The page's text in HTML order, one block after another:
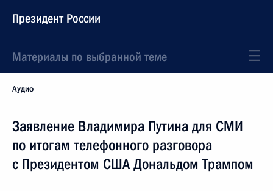
Президент России
Материалы по выбранной теме
Аудио
Заявление Владимира Путина для СМИ
по итогам телефонного разговора
с Президентом США Дональдом Трампом